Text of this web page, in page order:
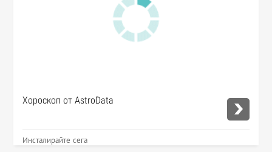
Хороскоп от AstroData
Инсталирайте сега